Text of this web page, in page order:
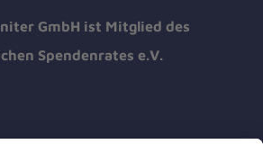
GmbH ist Mitglied des
Spendenrates e.V.